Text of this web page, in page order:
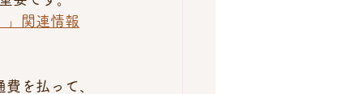
」関連情報
を払って、